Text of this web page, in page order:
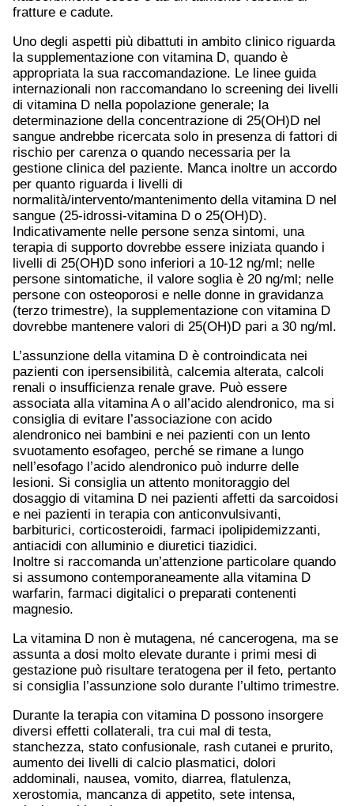
fratture e cadute.
Uno degli aspetti più dibattuti in ambito clinico riguarda
la supplementazione con vitamina D, quando è
appropriata la sua raccomandazione. Le linee guida
internazionali non raccomandano lo screening dei livelli
di vitamina D nella popolazione generale; la
determinazione della concentrazione di 25(OH)D nel
sangue andrebbe ricercata solo in presenza di fattori di
rischio per carenza o quando necessaria per la
gestione clinica del paziente. Manca inoltre un accordo
per quanto riguarda i livelli di
normalità/intervento/mantenimento della vitamina D nel
sangue (25-idrossi-vitamina D o 25(OH)D).
Indicativamente nelle persone senza sintomi, una
terapia di supporto dovrebbe essere iniziata quando i
livelli di 25(OH)D sono inferiori a 10-12 ng/ml; nelle
persone sintomatiche, il valore soglia è 20 ng/ml; nelle
persone con osteoporosi e nelle donne in gravidanza
(terzo trimestre), la supplementazione con vitamina D
dovrebbe mantenere valori di 25(OH)D pari a 30 ng/ml.
L’assunzione della vitamina D è controindicata nei
pazienti con ipersensibilità, calcemia alterata, calcoli
renali o insufficienza renale grave. Può essere
associata alla vitamina A o all’acido alendronico, ma si
consiglia di evitare l’associazione con acido
alendronico nei bambini e nei pazienti con un lento
svuotamento esofageo, perché se rimane a lungo
nell’esofago l’acido alendronico può indurre delle
lesioni. Si consiglia un attento monitoraggio del
dosaggio di vitamina D nei pazienti affetti da sarcoidosi
e nei pazienti in terapia con anticonvulsivanti,
barbiturici, corticosteroidi, farmaci ipolipidemizzanti,
antiacidi con alluminio e diuretici tiazidici.
Inoltre si raccomanda un’attenzione particolare quando
si assumono contemporaneamente alla vitamina D
warfarin, farmaci digitalici o preparati contenenti
magnesio.
La vitamina D non è mutagena, né cancerogena, ma se
assunta a dosi molto elevate durante i primi mesi di
gestazione può risultare teratogena per il feto, pertanto
si consiglia l’assunzione solo durante l’ultimo trimestre.
Durante la terapia con vitamina D possono insorgere
diversi effetti collaterali, tra cui mal di testa,
stanchezza, stato confusionale, rash cutanei e prurito,
aumento dei livelli di calcio plasmatici, dolori
addominali, nausea, vomito, diarrea, flatulenza,
xerostomia, mancanza di appetito, sete intensa,